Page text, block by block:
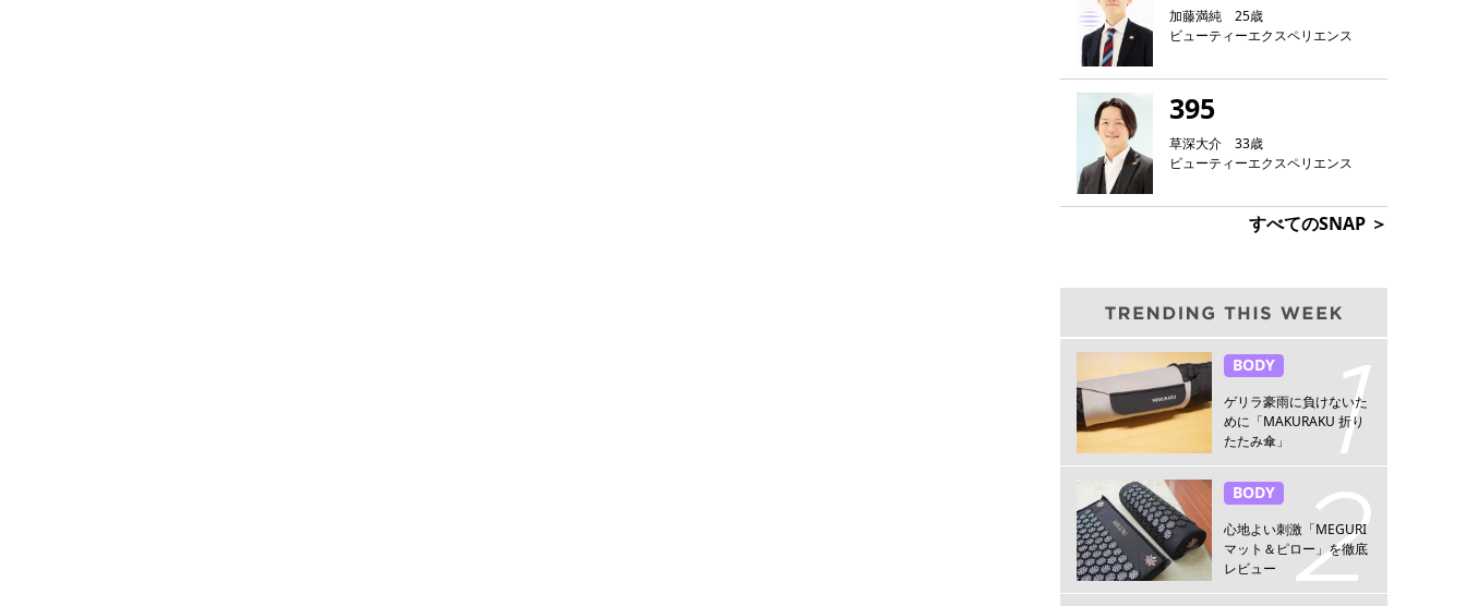
加藤満純 25歳
ビューティーエクスペリエンス
395
草深大介 33歳
ビューティーエクスペリエンス
すべてのSNAP ＞
BODY
ゲリラ豪雨に負けないた
めに「MAKURAKU 折り
たたみ傘」
BODY
心地よい刺激「MEGURI
マット＆ピロー」を徹底
レビュー